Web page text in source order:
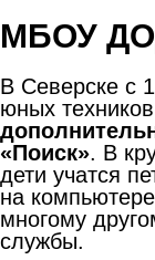
МБОУ
В Северске с
юных
«Поиск». В
дети учатся
на
многому
службы.